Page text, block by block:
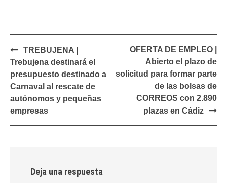
Navegación
de
entradas
TREBUJENA |
Trebujena destinará el
presupuesto destinado a
Carnaval al rescate de
autónomos y pequeñas
empresas
OFERTA DE EMPLEO |
Abierto el plazo de
solicitud para formar parte
de las bolsas de
CORREOS con 2.890
plazas en Cádiz
Deja una respuesta